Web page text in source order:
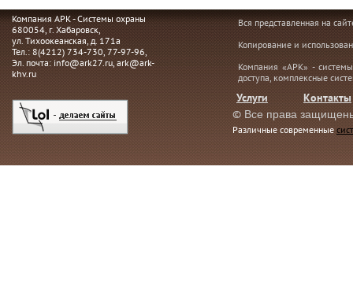
Компания АРК - Системы охраны
680054, г. Хабаровск,
ул. Тихоокеанская, д. 171а
Тел.: 8(4212) 734-730, 77-97-96,
Эл. почта: info@ark27.ru, ark@ark-
khv.ru
Вся представленная на
Копирование и
Компания «АРК» -
доступа, комплексные
Услуги
Контакты
© Все права
Различные современные